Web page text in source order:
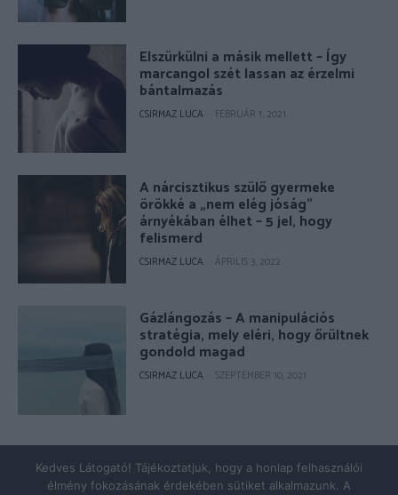
Elszürkülni a másik mellett – Így
marcangol szét lassan az érzelmi
bántalmazás
CSIRMAZ LUCA FEBRUÁR 1, 2021
A nárcisztikus szülő gyermeke
örökké a „nem elég jóság”
árnyékában élhet – 5 jel, hogy
felismerd
CSIRMAZ LUCA ÁPRILIS 3, 2022
Gázlángozás – A manipulációs
stratégia, mely eléri, hogy őrültnek
gondold magad
CSIRMAZ LUCA SZEPTEMBER 10, 2021
© Copyright 2026 - pszicholive.hu
Kedves Látogató! Tájékoztatjuk, hogy a honlap felhasználói
élmény fokozásának érdekében sütiket alkalmazunk. A